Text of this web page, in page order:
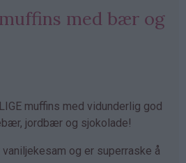
med bær og
muffins med vidunderlig god
jordbær og sjokolade!
og er superraske å